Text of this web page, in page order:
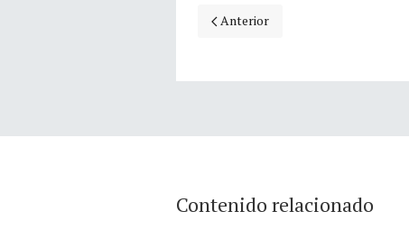
Artículo anterior: Números mágicos
Anterior
Contenido relacionado